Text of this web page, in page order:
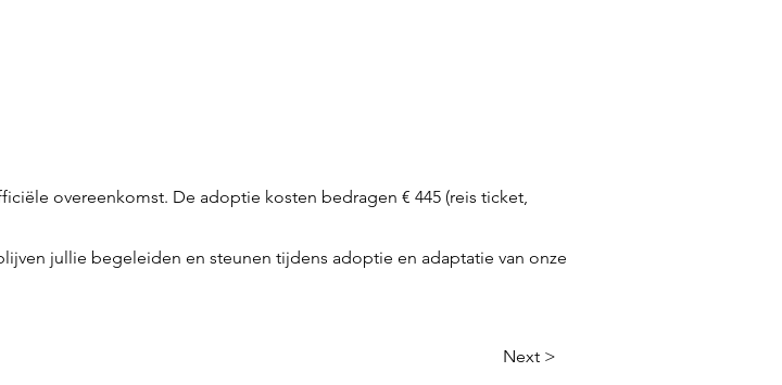
overeenkomst. De adoptie kosten bedragen € 445 (reis ticket,
jullie begeleiden en steunen tijdens adoptie en adaptatie van onze
Next >